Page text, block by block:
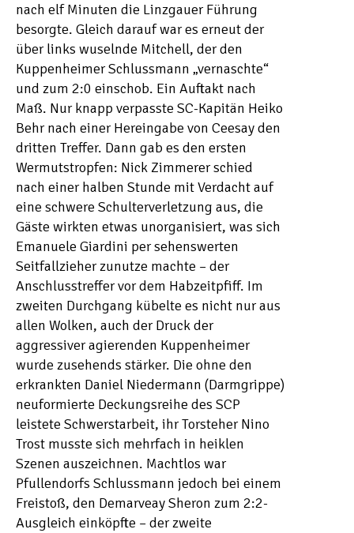
nach elf Minuten die Linzgauer Führung
besorgte. Gleich darauf war es erneut der
über links wuselnde Mitchell, der den
Kuppenheimer Schlussmann „vernaschte“
und zum 2:0 einschob. Ein Auftakt nach
Maß. Nur knapp verpasste SC-Kapitän Heiko
Behr nach einer Hereingabe von Ceesay den
dritten Treffer. Dann gab es den ersten
Wermutstropfen: Nick Zimmerer schied
nach einer halben Stunde mit Verdacht auf
eine schwere Schulterverletzung aus, die
Gäste wirkten etwas unorganisiert, was sich
Emanuele Giardini per sehenswerten
Seitfallzieher zunutze machte – der
Anschlusstreffer vor dem Habzeitpfiff. Im
zweiten Durchgang kübelte es nicht nur aus
allen Wolken, auch der Druck der
aggressiver agierenden Kuppenheimer
wurde zusehends stärker. Die ohne den
erkrankten Daniel Niedermann (Darmgrippe)
neuformierte Deckungsreihe des SCP
leistete Schwerstarbeit, ihr Torsteher Nino
Trost musste sich mehrfach in heiklen
Szenen auszeichnen. Machtlos war
Pfullendorfs Schlussmann jedoch bei einem
Freistoß, den Demarveay Sheron zum 2:2-
Ausgleich einköpfte – der zweite